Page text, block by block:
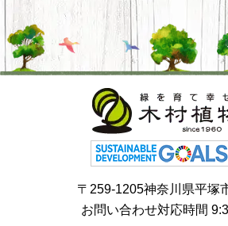
〒259-1205神奈川県平塚
お問い合わせ対応時間